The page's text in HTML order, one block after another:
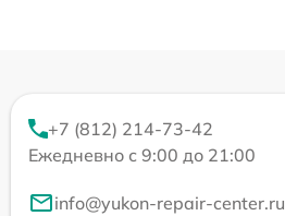
+7 (812) 214-73-42
Ежедневно с 9:00 до 21:00
info@yukon-repair-center.ru